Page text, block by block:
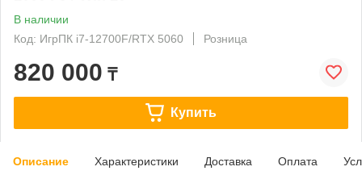
В наличии
Код: ИгрПК i7-12700F/RTX 5060
Розница
820 000 ₸
Купить
Описание Характеристики Доставка Оплата